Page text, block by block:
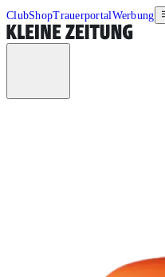
ClubShopTrauerportalWerbung